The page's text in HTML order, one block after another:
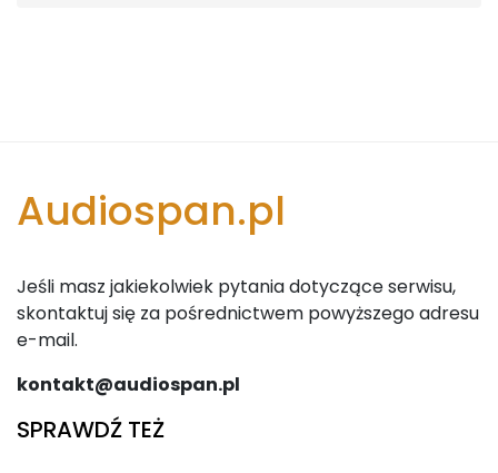
Audiospan.pl
Jeśli masz jakiekolwiek pytania dotyczące serwisu,
skontaktuj się za pośrednictwem powyższego adresu
e-mail.
kontakt@audiospan.pl
SPRAWDŹ TEŻ